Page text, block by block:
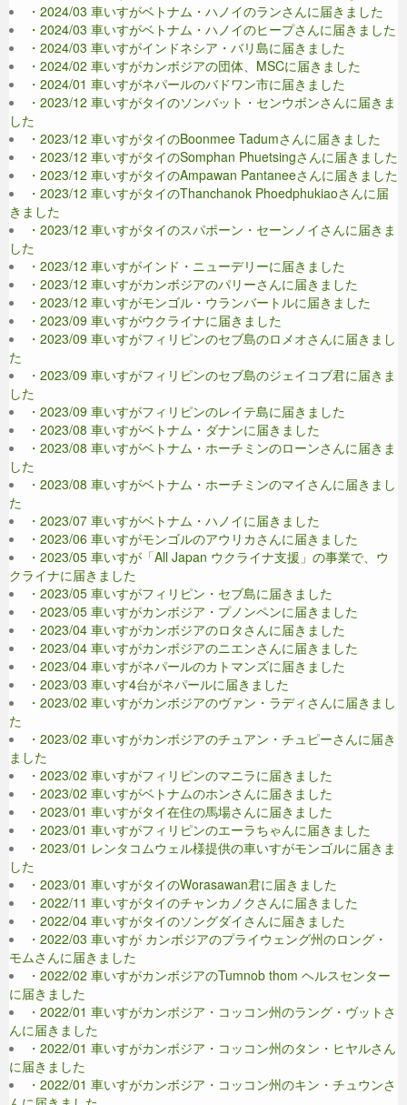
・2024/03 車いすがベトナム・ハノイのランさんに届きました
・2024/03 車いすがベトナム・ハノイのヒープさんに届きました
・2024/03 車いすがインドネシア・バリ島に届きました
・2024/02 車いすがカンボジアの団体、MSCに届きました
・2024/01 車いすがネパールのバドワン市に届きました
・2023/12 車いすがタイのソンバット・センウボンさんに届きま
した
・2023/12 車いすがタイのBoonmee Tadumさんに届きました
・2023/12 車いすがタイのSomphan Phuetsingさんに届きました
・2023/12 車いすがタイのAmpawan Pantaneeさんに届きました
・2023/12 車いすがタイのThanchanok Phoedphukiaoさんに届
きました
・2023/12 車いすがタイのスパポーン・セーンノイさんに届きま
した
・2023/12 車いすがインド・ニューデリーに届きました
・2023/12 車いすがカンボジアのパリーさんに届きました
・2023/12 車いすがモンゴル・ウランバートルに届きました
・2023/09 車いすがウクライナに届きました
・2023/09 車いすがフィリピンのセブ島のロメオさんに届きまし
た
・2023/09 車いすがフィリピンのセブ島のジェイコブ君に届きま
した
・2023/09 車いすがフィリピンのレイテ島に届きました
・2023/08 車いすがベトナム・ダナンに届きました
・2023/08 車いすがベトナム・ホーチミンのローンさんに届きま
した
・2023/08 車いすがベトナム・ホーチミンのマイさんに届きまし
た
・2023/07 車いすがベトナム・ハノイに届きました
・2023/06 車いすがモンゴルのアウリカさんに届きました
・2023/05 車いすが「All Japan ウクライナ支援」の事業で、ウ
クライナに届きました
・2023/05 車いすがフィリピン・セブ島に届きました
・2023/05 車いすがカンボジア・プノンペンに届きました
・2023/04 車いすがカンボジアのロタさんに届きました
・2023/04 車いすがカンボジアのニエンさんに届きました
・2023/04 車いすがネパールのカトマンズに届きました
・2023/03 車いす4台がネパールに届きました
・2023/02 車いすがカンボジアのヴァン・ラディさんに届きまし
た
・2023/02 車いすがカンボジアのチュアン・チュピーさんに届き
ました
・2023/02 車いすがフィリピンのマニラに届きました
・2023/02 車いすがベトナムのホンさんに届きました
・2023/01 車いすがタイ在住の馬場さんに届きました
・2023/01 車いすがフィリピンのエーラちゃんに届きました
・2023/01 レンタコムウェル様提供の車いすがモンゴルに届きま
した
・2023/01 車いすがタイのWorasawan君に届きました
・2022/11 車いすがタイのチャンカノクさんに届きました
・2022/04 車いすがタイのソングダイさんに届きました
・2022/03 車いすが カンボジアのプライウェング州のロング・
モムさんに届きました
・2022/02 車いすがカンボジアのTumnob thom ヘルスセンター
に届きました
・2022/01 車いすがカンボジア・コッコン州のラング・ヴットさ
んに届きました
・2022/01 車いすがカンボジア・コッコン州のタン・ヒヤルさん
に届きました
・2022/01 車いすがカンボジア・コッコン州のキン・チュウンさ